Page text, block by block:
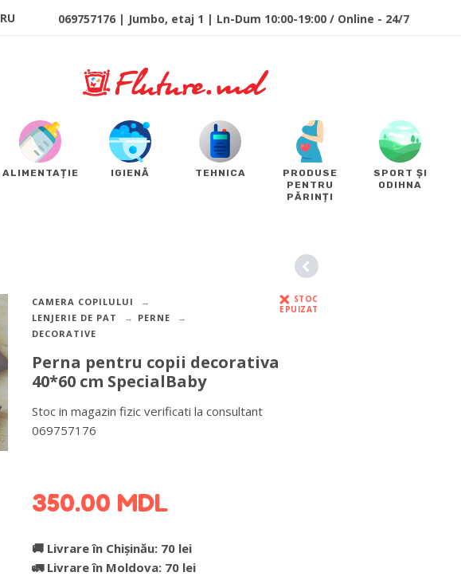
RU 069757176 | Jumbo, etaj 1 | Ln-Dum 10:00-19:00 / Online - 24/7
ALIMENTAȚIE IGIENĂ TEHNICA
PRODUSE
PENTRU
PĂRINȚI
SPORT ȘI
ODIHNA
CAMERA COPILULUI
LENJERIE DE PAT
PERNE
DECORATIVE
STOC
EPUIZAT
Perna pentru copii decorativa
40*60 cm SpecialBaby
Stoc in magazin fizic verificati la consultant
069757176
350.00 MDL
🚚 Livrare în Chișinău: 70 lei
🚛 Livrare în Moldova: 70 lei